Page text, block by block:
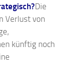
Die
Verlust von
künftig noch